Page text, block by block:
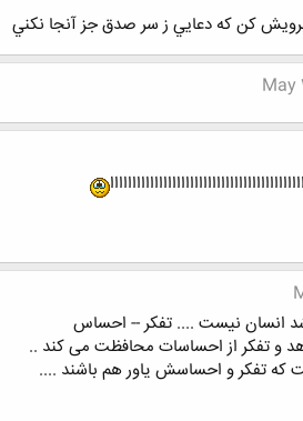
كن كه دعايي ز سر صدق جز آنجا نكني
May
انسان نیست .... تفکر -- احساس
و تفکر از احساسات محافظت می کند ..
که تفکر و احساسش یاور هم باشند ....